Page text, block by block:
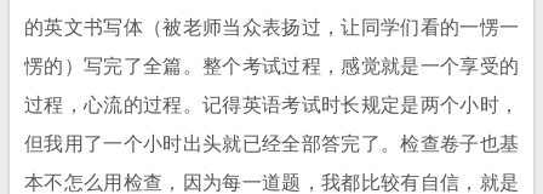
的英文书写体（被老师当众表扬过，让同学们看的一愣一
愣的）写完了全篇。整个考试过程，感觉就是一个享受的
过程，心流的过程。记得英语考试时长规定是两个小时，
但我用了一个小时出头就已经全部答完了。检查卷子也基
本不怎么用检查，因为每一道题，我都比较有自信，就是